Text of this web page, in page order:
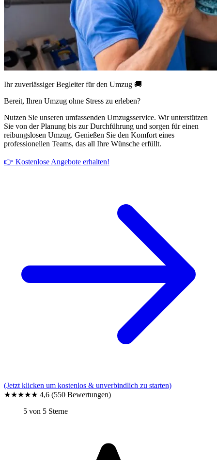
Ihr zuverlässiger Begleiter für den Umzug 🚚
Bereit, Ihren Umzug ohne Stress zu erleben?
Nutzen Sie unseren umfassenden Umzugsservice. Wir unterstützen
Sie von der Planung bis zur Durchführung und sorgen für einen
reibungslosen Umzug. Genießen Sie den Komfort eines
professionellen Teams, das all Ihre Wünsche erfüllt.
👉 Kostenlose Angebote erhalten!
(Jetzt klicken um kostenlos & unverbindlich zu starten)
★★★★★ 4,6 (550 Bewertungen)
5 von 5 Sterne